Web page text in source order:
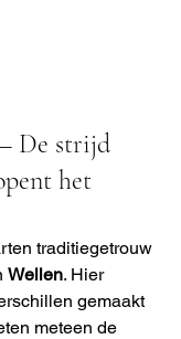
De strijd
het
traditiegetrouw
Wellen. Hier
gemaakt
meteen de